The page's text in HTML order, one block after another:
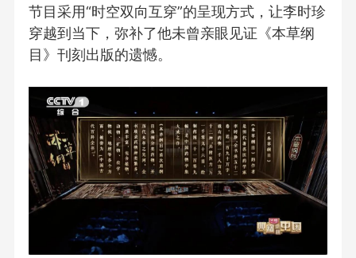
节目采用“时空双向互穿”的呈现方式，让李时珍
穿越到当下，弥补了他未曾亲眼见证《本草纲
目》刊刻出版的遗憾。